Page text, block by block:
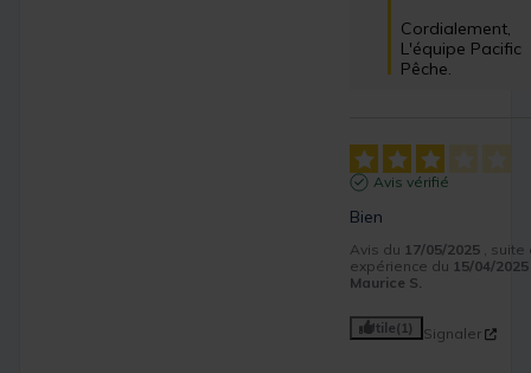
Cordialement,
L'équipe Pacific
Pêche.
Avis vérifié
Bien
Avis du 17/05/2025 , suite
expérience du 15/04/2025
Maurice S.
Utile(1) Signaler